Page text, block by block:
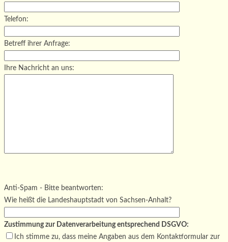
Telefon:
Betreff ihrer Anfrage:
Ihre Nachricht an uns:
Bitte lasse dieses Feld leer.
Anti-Spam - Bitte beantworten:
Wie heißt die Landeshauptstadt von Sachsen-Anhalt?
Zustimmung zur Datenverarbeitung entsprechend DSGVO:
Ich stimme zu, dass meine Angaben aus dem Kontaktformular zur